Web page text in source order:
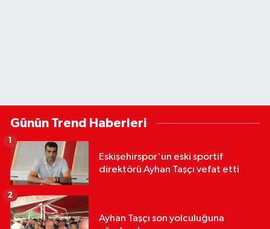
Günün Trend Haberleri
Eskişehirspor'un eski sportif
direktörü Ayhan Taşçı vefat etti
Ayhan Taşçı son yolculuğuna
2